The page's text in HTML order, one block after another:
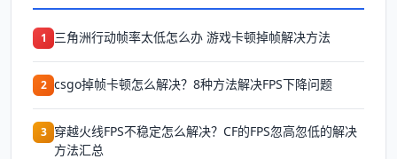
1 三角洲行动帧率太低怎么办 游戏卡顿掉帧解决方法
2 csgo掉帧卡顿怎么解决？8种方法解决FPS下降问题
3 穿越火线FPS不稳定怎么解决？CF的FPS忽高忽低的解决
方法汇总